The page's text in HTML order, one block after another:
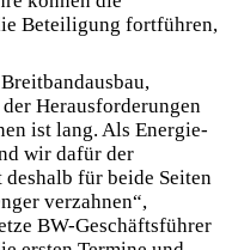
Beteiligung fortführen,
Herausforderungen
ist lang. Als Energie-
wir dafür der
für beide Seiten
verzahnen“,
BW-Geschäftsführer